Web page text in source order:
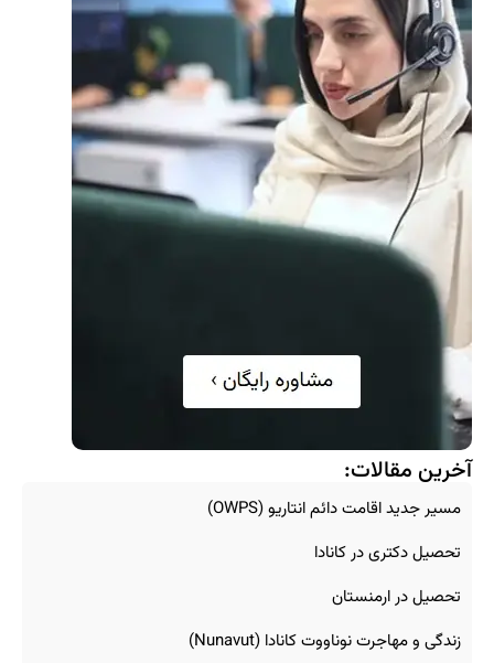
آخرین مقالات:
مسیر جدید اقامت دائم انتاریو (OWPS)
تحصیل دکتری در کانادا
تحصیل در ارمنستان
زندگی و مهاجرت نوناووت کانادا (Nunavut)